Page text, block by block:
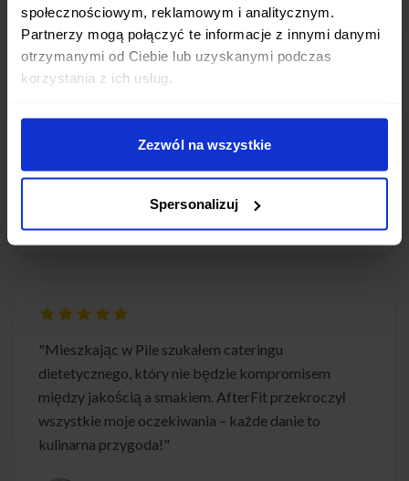
społecznościowym, reklamowym i analitycznym.
Partnerzy mogą połączyć te informacje z innymi danymi
otrzymanymi od Ciebie lub uzyskanymi podczas
korzystania z ich usług.
Zezwól na wszystkie
Spersonalizuj
"AfterFit w Pile to prawdziwe odkrycie! Każdy
czasu, ale też energię na całe dni pełne wyzwań."
Katarzyna S.
"Mieszkając w Pile szukałem cateringu
dietetycznego, który nie będzie kompromisem
między jakością a smakiem. AfterFit przekroczył
wszystkie moje oczekiwania – każde danie to
kulinarna przygoda!"